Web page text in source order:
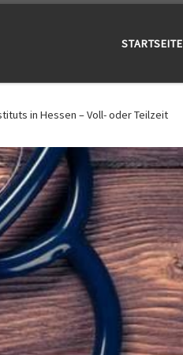
STARTSEITE
in Hessen – Voll- oder Teilzeit